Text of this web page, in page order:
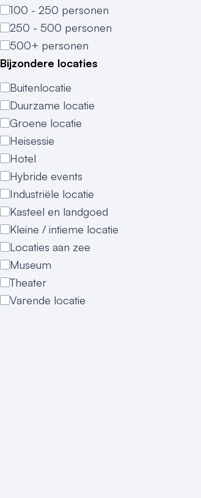
100 - 250 personen
250 - 500 personen
500+ personen
Bijzondere locaties
Buitenlocatie
Duurzame locatie
Groene locatie
Heisessie
Hotel
Hybride events
Industriële locatie
Kasteel en landgoed
Kleine / intieme locatie
Locaties aan zee
Museum
Theater
Varende locatie